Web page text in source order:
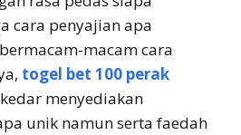
cara penyajian apa
macam cara
togel bet 100 perak
menyediakan
unik namun serta faedah